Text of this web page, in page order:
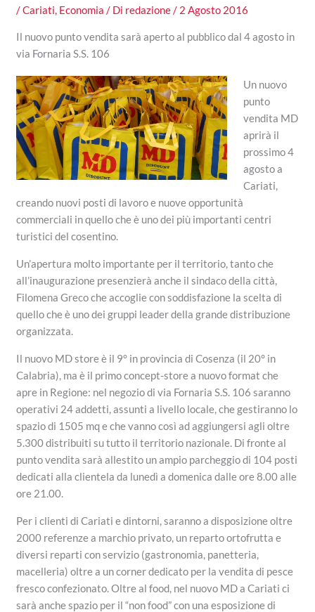
/Cariati, Economia / Di redazione/ 2 Agosto 2016
Il nuovo punto vendita sarà aperto al pubblico dal 4 agosto in
via Fornaria S.S. 106
Un nuovo
punto
vendita MD
aprirà il
prossimo 4
agosto a
Cariati,
creando nuovi posti di lavoro e nuove opportunità
commerciali in quello che è uno dei più importanti centri
turistici del cosentino.
Un’apertura molto importante per il territorio, tanto che
all’inaugurazione presenzierà anche il sindaco della città,
Filomena Greco che accoglie con soddisfazione la scelta di
quello che è uno dei gruppi leader della grande distribuzione
organizzata.
Il nuovo MD store è il 9° in provincia di Cosenza (il 20° in
Calabria), ma è il primo concept-store a nuovo format che
apre in Regione: nel negozio di via Fornaria S.S. 106 saranno
operativi 24 addetti, assunti a livello locale, che gestiranno lo
spazio di 1505 mq e che vanno così ad aggiungersi agli oltre
5.300 distribuiti su tutto il territorio nazionale. Di fronte al
punto vendita sarà allestito un ampio parcheggio di 104 posti
dedicati alla clientela da lunedì a domenica dalle ore 8.00 alle
ore 21.00.
Per i clienti di Cariati e dintorni, saranno a disposizione oltre
2000 referenze a marchio privato, un reparto ortofrutta e
diversi reparti con servizio (gastronomia, panetteria,
macelleria) oltre a un corner dedicato per la vendita di pesce
fresco confezionato. Oltre al food, nel nuovo MD a Cariati ci
sarà anche spazio per il “non food” con una esposizione di